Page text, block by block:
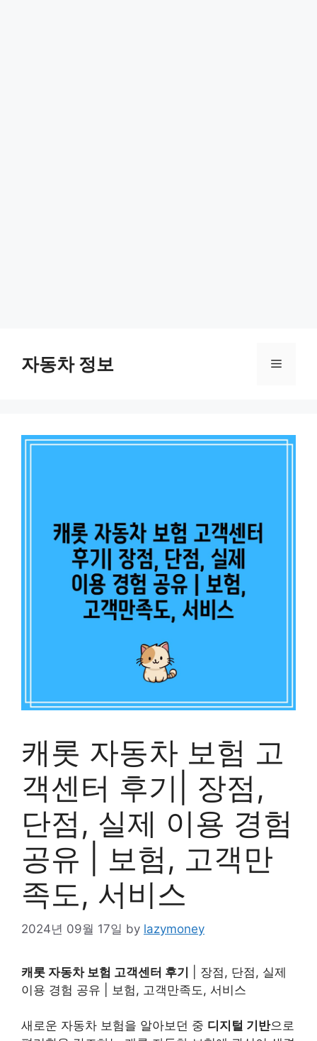
content자동차 정보 Menu
캐롯 자동차 보험 고
객센터 후기| 장점,
단점, 실제 이용 경험
공유 | 보험, 고객만
족도, 서비스
2024년 09월 17일 by lazymoney
캐롯 자동차 보험 고객센터 후기 | 장점, 단점, 실제
이용 경험 공유 | 보험, 고객만족도, 서비스
새로운 자동차 보험을 알아보던 중 디지털 기반으로